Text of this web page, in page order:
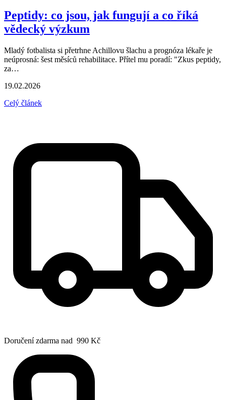
Peptidy: co jsou, jak fungují a co říká
vědecký výzkum
Mladý fotbalista si přetrhne Achillovu šlachu a prognóza lékaře je
neúprosná: šest měsíců rehabilitace. Přítel mu poradí: "Zkus peptidy,
za…
19.02.2026
Celý článek
Doručení zdarma nad 990 Kč